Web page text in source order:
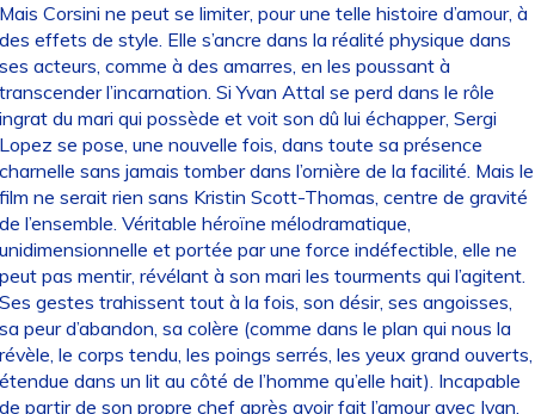
Corsini ne peut se limiter, pour une telle histoire d’amour, à
effets de style. Elle s’ancre dans la réalité physique dans
acteurs, comme à des amarres, en les poussant à
l’incarnation. Si Yvan Attal se perd dans le rôle
du mari qui possède et voit son dû lui échapper, Sergi
se pose, une nouvelle fois, dans toute sa présence
sans jamais tomber dans l’ornière de la facilité. Mais le
ne serait rien sans Kristin Scott-Thomas, centre de gravité
l’ensemble. Véritable héroïne mélodramatique,
et portée par une force indéfectible, elle ne
pas mentir, révélant à son mari les tourments qui l’agitent.
gestes trahissent tout à la fois, son désir, ses angoisses,
peur d’abandon, sa colère (comme dans le plan qui nous la
le corps tendu, les poings serrés, les yeux grand ouverts,
dans un lit au côté de l’homme qu’elle hait). Incapable
partir de son propre chef après avoir fait l’amour avec Ivan,